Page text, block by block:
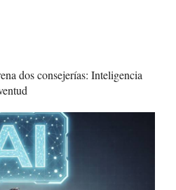
dos consejerías: Inteligencia